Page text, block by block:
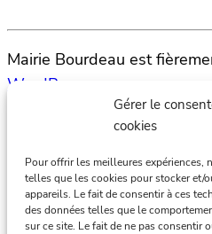
Gérer le
cookies
Pour offrir les meilleures
telles que les cookies pour stocker et/
appareils. Le fait de consentir à ces
des données telles que le
sur ce site. Le fait de ne pas consentir
Mairie Bourdeau est
WordPress